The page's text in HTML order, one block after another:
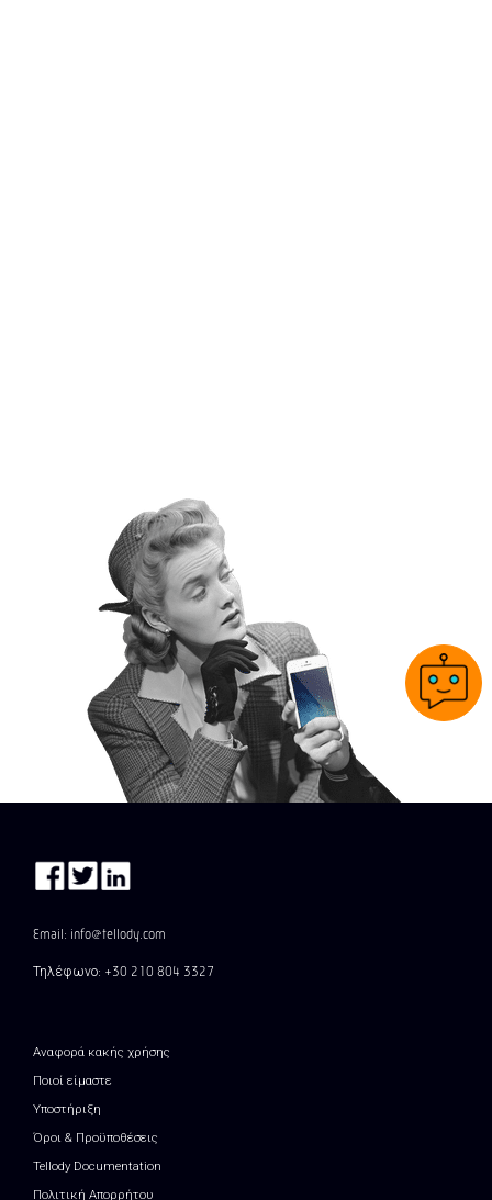
Email: info@tellody.com
Τηλέφωνο: +30 210 804 3327
Αναφορά κακής χρήσης
Ποιοί είμαστε
Υποστήριξη
Όροι & Προϋποθέσεις
Tellody Documentation
Πολιτική Απορρήτου